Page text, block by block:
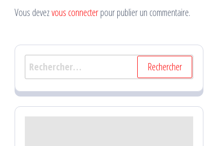
Vous devezvous connecterpour publier un commentaire.
Rechercher :